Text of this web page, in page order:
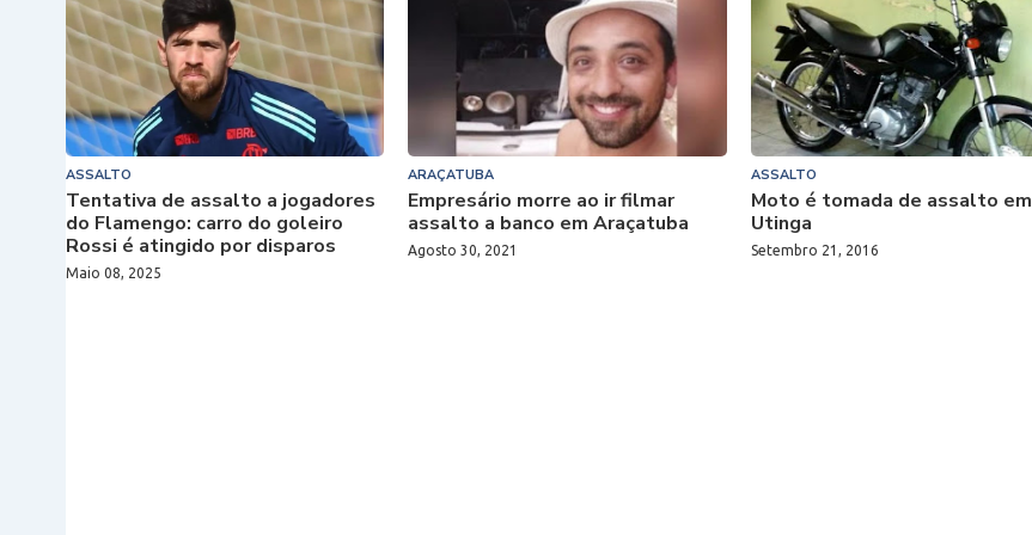
ASSALTO
Tentativa de assalto a jogadores
do Flamengo: carro do goleiro
Rossi é atingido por disparos
Maio 08, 2025
ARAÇATUBA
Empresário morre ao ir filmar
assalto a banco em Araçatuba
Agosto 30, 2021
ASSALTO
Moto é tomada de assalto em
Utinga
Setembro 21, 2016